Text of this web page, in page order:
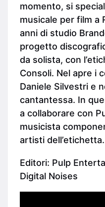
momento, si
musicale per film a
anni di studio
progetto
da solista, con
Consoli. Nel apre i
Daniele Silvestri e
cantantessa. In
a collaborare con
musicista
artisti dell’etichetta.
Editori: Pulp
Digital Noises